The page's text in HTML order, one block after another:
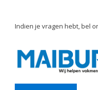
Indien je vragen hebt, bel